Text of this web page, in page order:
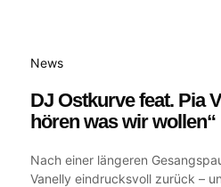
News
DJ Ostkurve feat. Pia
hören was wir wollen“
Nach einer längeren
Vanelly eindrucksvoll zurück –